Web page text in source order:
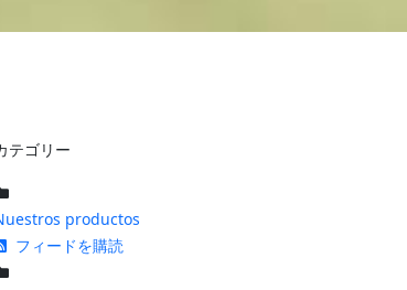
テゴリー
productos
フィードを購読